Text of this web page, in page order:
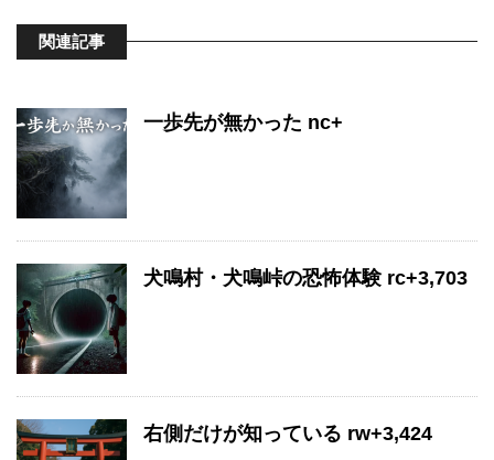
関連記事
一歩先が無かった nc+
犬鳴村・犬鳴峠の恐怖体験 rc+3,703
右側だけが知っている rw+3,424